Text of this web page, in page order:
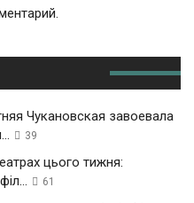
Чукановская завоевала
39
цього тижня:
61